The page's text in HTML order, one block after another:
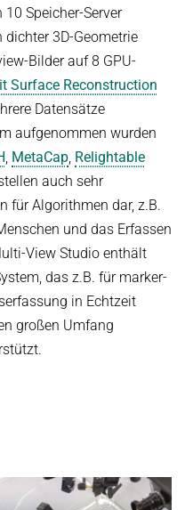
Speicher-Server
3D-Geometrie
Bilder auf 8 GPU-
Surface Reconstruction
Datensätze
aufgenommen wurden
, MetaCap, Relightable
auch sehr
für Algorithmen dar, z.B.
und das Erfassen
View Studio enthält
das z.B. für marker-
in Echtzeit
großen Umfang